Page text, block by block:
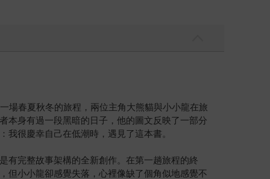
場春夏秋冬的旅程，兩位主角大熊貓與小小龍在旅
本身有過一段黑暗的日子，他的圖文反映了一部分
很慶幸自己在低潮時，遇見了這本書。
有完整故事架構的全新創作。在第一趟旅程的終
但小小龍卻感覺失落，心裡像缺了個角似地感覺不